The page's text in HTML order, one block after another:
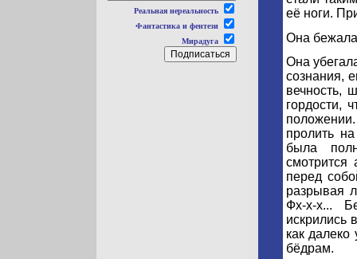
Реальная нереальность
Фантастика и фентези
Мирадуга
её ноги.
Она
Она
сознания,
вечность,
гордости,
пролить
была
перед
разрывая
Фх-х-х...
искрились
как
бёдрам.